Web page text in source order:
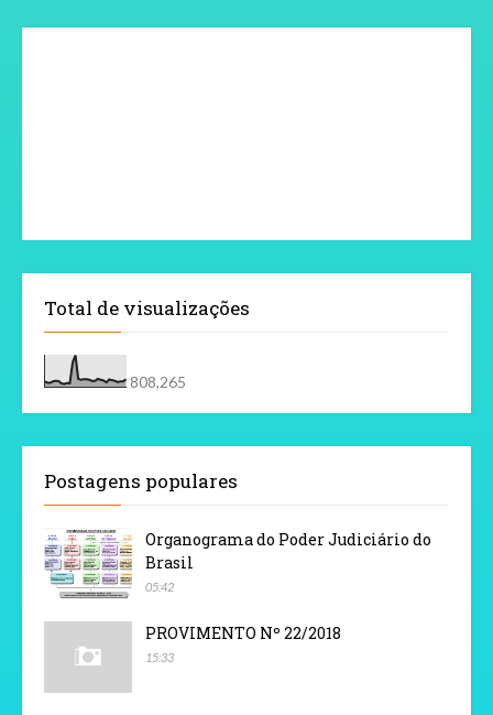
Total de visualizações
808,265
Postagens populares
Organograma do Poder Judiciário do
Brasil
05:42
PROVIMENTO Nº 22/2018
15:33